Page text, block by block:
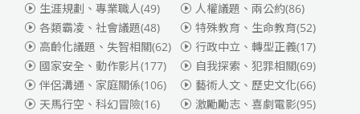
生涯規劃、專業職人(49) 人權議題、兩公約(86)
各類霸凌、社會議題(48) 特殊教育、生命教育(52)
高齡化議題、失智相關(62) 行政中立、轉型正義(17)
國家安全、動作影片(177) 自我探索、犯罪相關(69)
伴侶溝通、家庭關係(106) 藝術人文、歷史文化(66)
天馬行空、科幻冒險(16) 激勵勵志、喜劇電影(95)